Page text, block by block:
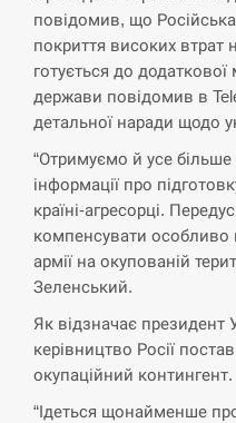
14:40
У Росії
Reuters
СЕРПЕНЬ
14:23
хотя у партнеров
СЕРПЕНЬ
14:10
У Румунії
збільшення потоку
СЕРПЕНЬ
13:53
дронов Украины
повідомив, що
покриття високих втрат
готується до додаткової
держави повідомив в
детальної наради щодо
“Отримуємо й усе більше
інформації про
країні-агресорці.
компенсувати особливо
армії на окупованій
Зеленський.
Як відзначає президент
керівництво Росії
окупаційний контингент.
“Ідеться щонайменше